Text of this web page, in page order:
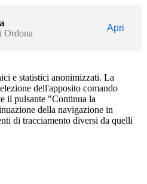
Ordona
Apri
e statistici anonimizzati. La
dell'apposito comando
il pulsante "Continua la
della navigazione in
di tracciamento diversi da quelli